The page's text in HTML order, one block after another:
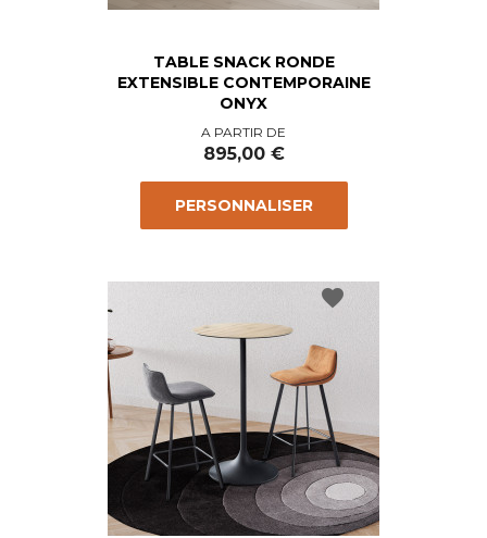
TABLE SNACK RONDE
EXTENSIBLE CONTEMPORAINE
ONYX
Prix
A PARTIR DE
895,00 €
PERSONNALISER
favorite